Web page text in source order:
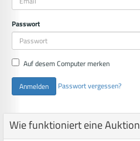
Passwort
Auf desem Computer merken
Anmelden Passwort vergessen?
Wie funktioniert eine Auktion